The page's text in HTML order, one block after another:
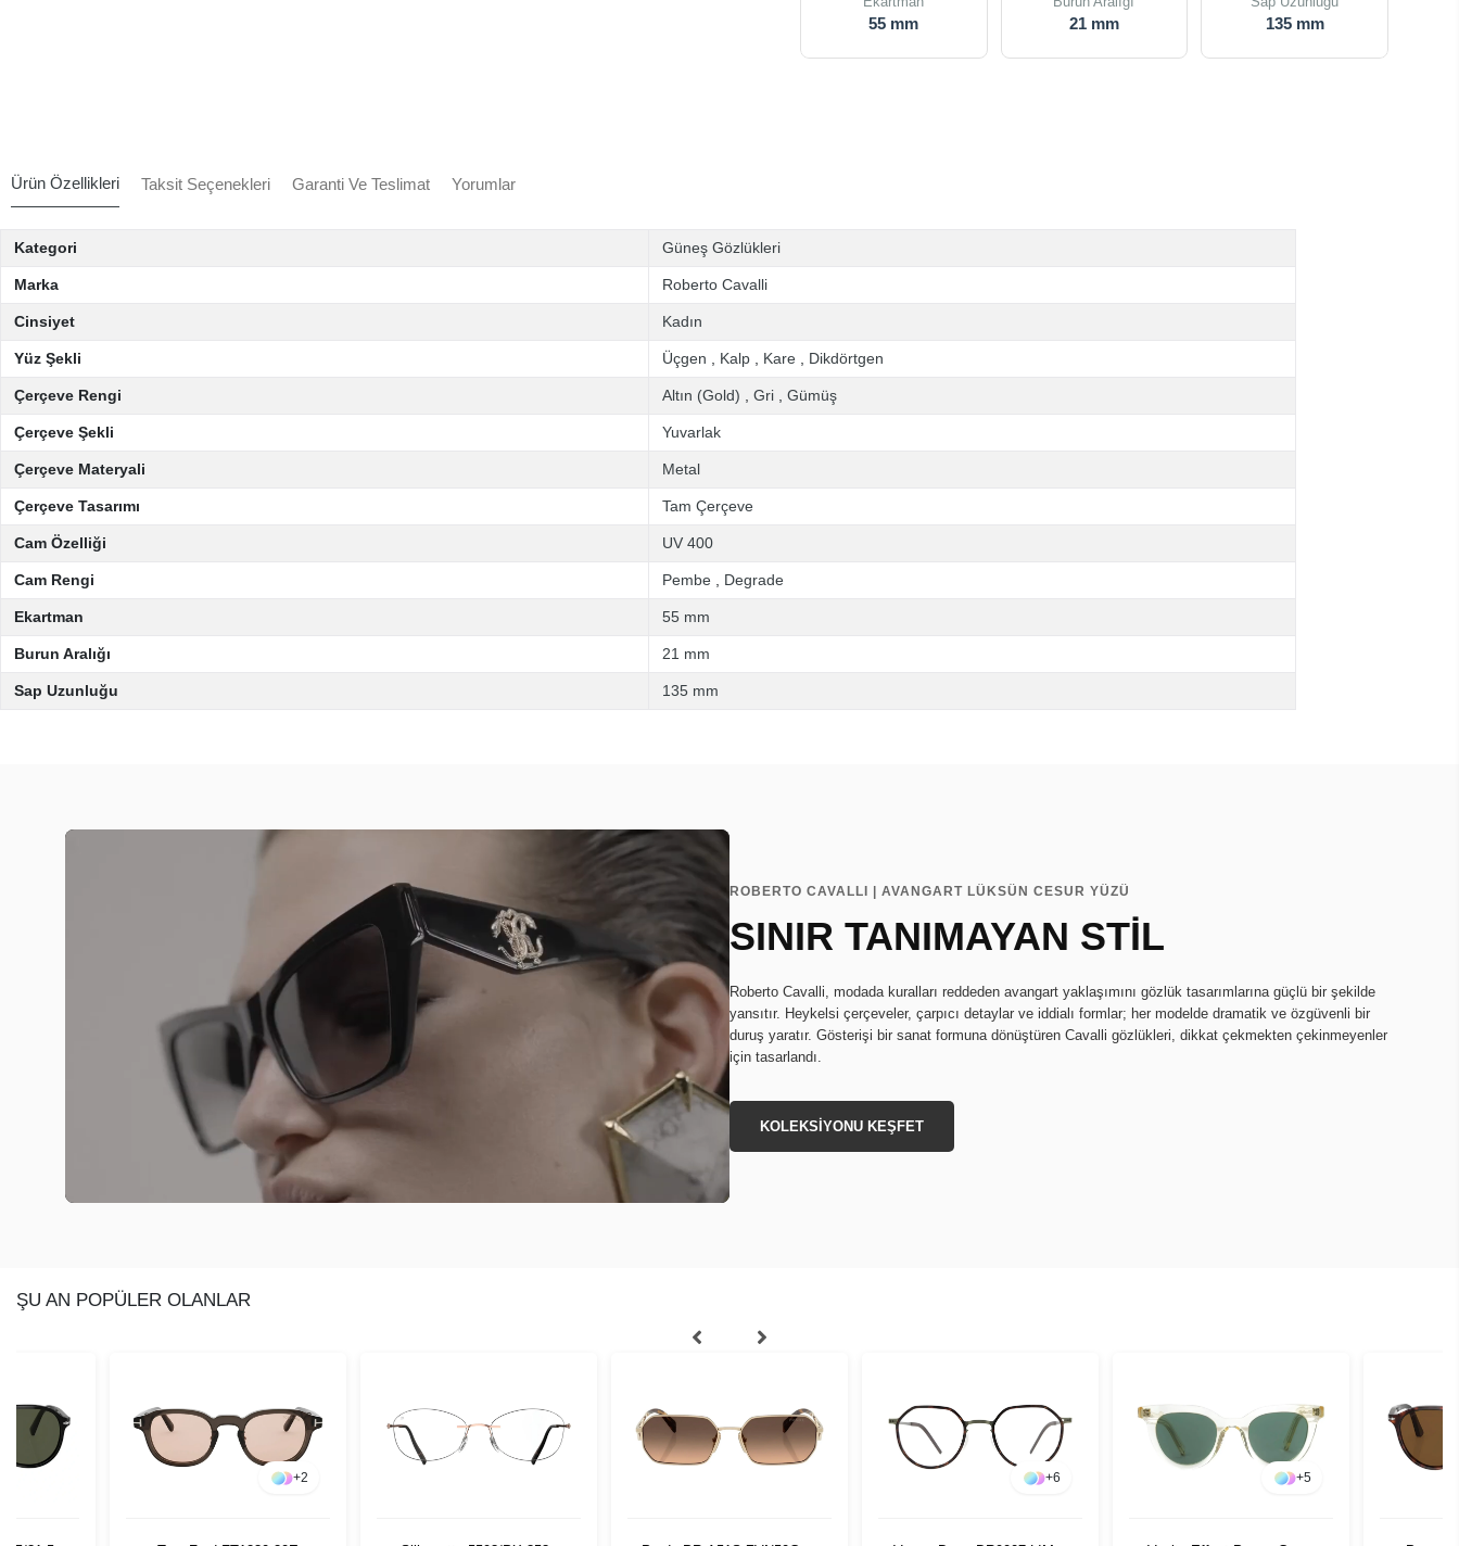
55 mm 21 mm 135 mm
Ürün Özellikleri Taksit Seçenekleri Garanti Ve Teslimat Yorumlar
Kategori Güneş Gözlükleri
Marka Roberto Cavalli
Cinsiyet Kadın
Yüz Şekli Üçgen Kalp Kare Dikdörtgen
Çerçeve Rengi Altın (Gold) Gri Gümüş
Çerçeve Şekli Yuvarlak
Çerçeve Materyali Metal
Çerçeve Tasarımı Tam Çerçeve
Cam Özelliği UV 400
Cam Rengi Pembe Degrade
Ekartman 55 mm
Burun Aralığı 21 mm
Sap Uzunluğu 135 mm
ROBERTO CAVALLI | AVANGART LÜKSÜN CESUR YÜZÜ
SINIR TANIMAYAN STİL
Roberto Cavalli, modada kuralları reddeden avangart yaklaşımını gözlük tasarımlarına güçlü bir şekilde
yansıtır. Heykelsi çerçeveler, çarpıcı detaylar ve iddialı formlar; her modelde dramatik ve özgüvenli bir
duruş yaratır. Gösterişi bir sanat formuna dönüştüren Cavalli gözlükleri, dikkat çekmekten çekinmeyenler
için tasarlandı.
KOLEKSİYONU KEŞFET
ŞU AN POPÜLER OLANLAR
+2 +6 +5